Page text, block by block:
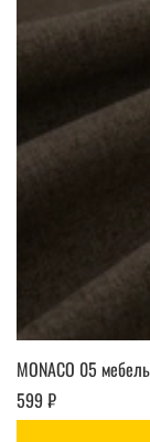
MONACO 05
599 ₽